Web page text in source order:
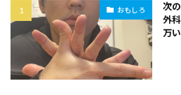
おもしろ
次
外
万